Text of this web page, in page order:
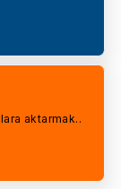
aktarmak..